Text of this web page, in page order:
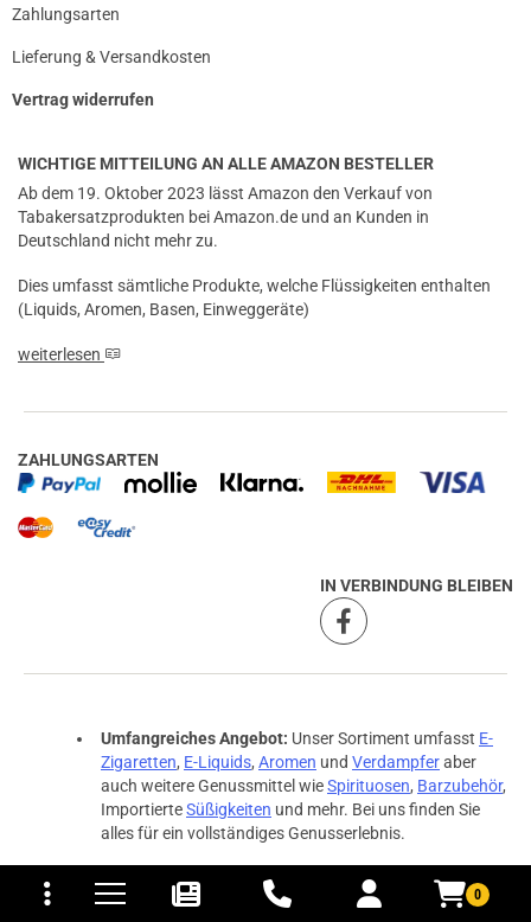
0
und Versandkosten
Zahlungsarten
Lieferung & Versandkosten
Vertrag widerrufen
WICHTIGE MITTEILUNG AN ALLE AMAZON BESTELLER
Ab dem 19. Oktober 2023 lässt Amazon den Verkauf von
Tabakersatzprodukten bei Amazon.de und an Kunden in
Deutschland nicht mehr zu.
Dies umfasst sämtliche Produkte, welche Flüssigkeiten enthalten
(Liquids, Aromen, Basen, Einweggeräte)
weiterlesen
ZAHLUNGSARTEN
IN VERBINDUNG BLEIBEN
Umfangreiches Angebot: Unser Sortiment umfasst E-
Zigaretten, E-Liquids, Aromen und Verdampferaber
auch weitere Genussmittel wieSpirituosen, Barzubehör,
ImportierteSüßigkeiten und mehr. Bei uns finden Sie
alles für ein vollständiges Genusserlebnis.
Faires Preis-Leistungs-Verhältnis:Qualität muss